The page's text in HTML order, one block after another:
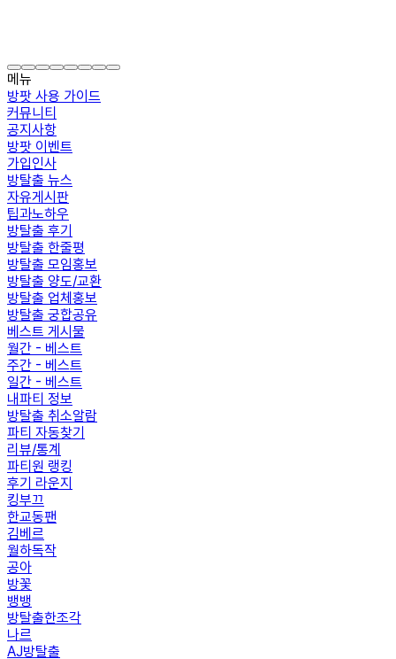
메뉴
방팟 사용 가이드
커뮤니티
공지사항
방팟 이벤트
가입인사
방탈출 뉴스
자유게시판
팁과노하우
방탈출 후기
방탈출 한줄평
방탈출 모임홍보
방탈출 양도/교환
방탈출 업체홍보
방탈출 궁합공유
베스트 게시물
월간 - 베스트
주간 - 베스트
일간 - 베스트
내파티 정보
방탈출 취소알람
파티 자동찾기
리뷰/통계
파티원 랭킹
후기 라운지
킹부끄
한교동팬
김베르
월하독작
공아
방꽃
뱅뱅
방탈출한조각
나르
AJ방탈출